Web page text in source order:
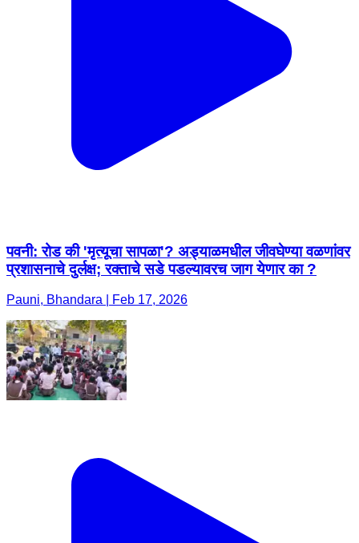
पवनी: रोड की 'मृत्यूचा सापळा'? अड्याळमधील जीवघेण्या वळणांवर
प्रशासनाचे दुर्लक्ष; रक्ताचे सडे पडल्यावरच जाग येणार का ?
Pauni, Bhandara | Feb 17, 2026